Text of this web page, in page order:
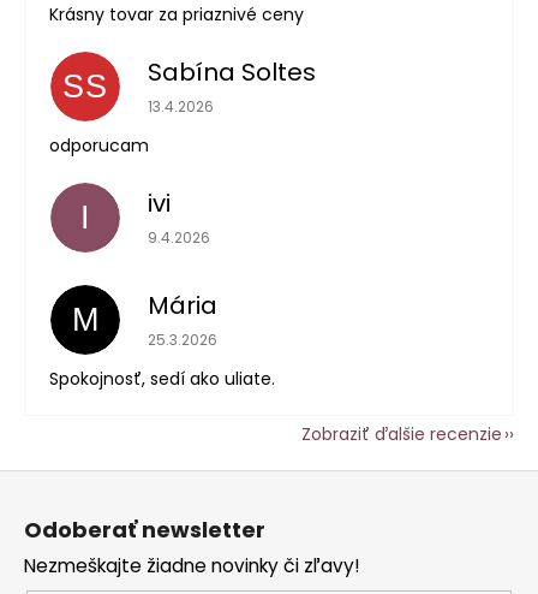
Krásny tovar za priaznivé ceny
SS Sabína Soltes
Hodnotenie obchodu je 5 z 5 hviezdičiek.
13.4.2026
odporucam
I ivi
Hodnotenie obchodu je 5 z 5 hviezdičiek.
9.4.2026
M Mária
Hodnotenie obchodu je 5 z 5 hviezdičiek.
25.3.2026
Spokojnosť, sedí ako uliate.
Zobraziť ďalšie recenzie
Z
Odoberať newsletter
Nezmeškajte žiadne novinky či zľavy!